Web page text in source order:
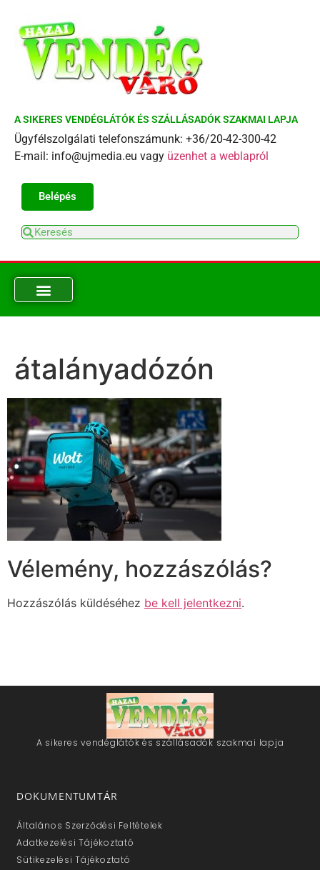
A SIKERES VENDÉGLÁTÓK ÉS SZÁLLÁSADÓK SZAKMAI LAPJA
Ügyfélszolgálati telefonszámunk: +36/20-42-300-42
E-mail: info@ujmedia.eu vagy üzenhet a weblapról
Belépés
átalányadózón
Vélemény, hozzászólás?
Hozzászólás küldéséhez be kell jelentkezni.
A sikeres vendéglátók és szállásadók szakmai lapja
DOKUMENTUMTÁR
Általános Szerződési Feltételek
Adatkezelési Tájékoztató
Sütikezelési Tájékoztató